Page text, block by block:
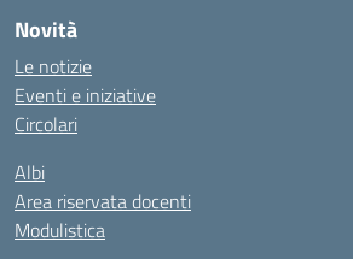
Novità
Le notizie
Eventi e iniziative
Circolari
Albi
Area riservata docenti
Modulistica